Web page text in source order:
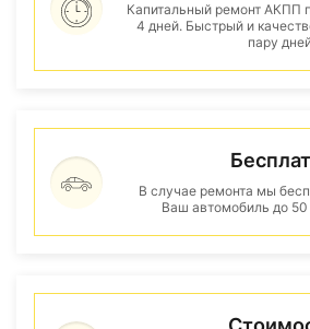
Капитальный ремонт АКПП
4 дней. Быстрый и
пару
В случае ремонта мы
Ваш автомобиль до